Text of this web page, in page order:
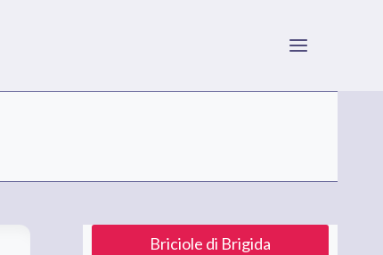
Briciole di Brigida